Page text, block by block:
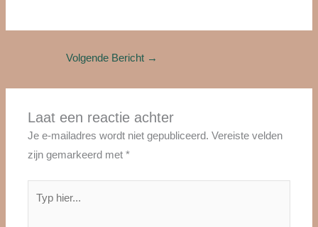
Volgende Bericht →
Laat een reactie achter
Je e-mailadres wordt niet gepubliceerd. Vereiste velden
zijn gemarkeerd met*